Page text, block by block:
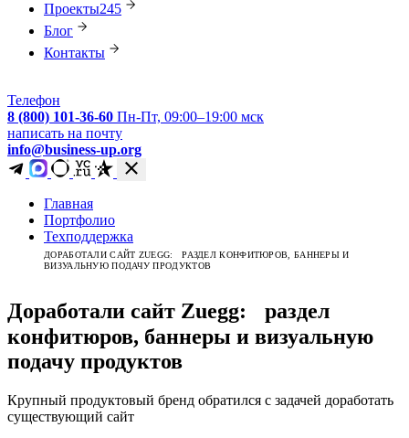
Проекты245
Блог
Контакты
Телефон
8 (800) 101-36-60 Пн-Пт, 09:00–19:00 мск
написать на почту
info@business-up.org
Главная
Портфолио
Техподдержка
ДОРАБОТАЛИ САЙТ ZUEGG: РАЗДЕЛ КОНФИТЮРОВ, БАННЕРЫ И
ВИЗУАЛЬНУЮ ПОДАЧУ ПРОДУКТОВ
Доработали сайт Zuegg: раздел
конфитюров, баннеры и визуальную
подачу продуктов
Крупный продуктовый бренд обратился с задачей доработать
существующий сайт